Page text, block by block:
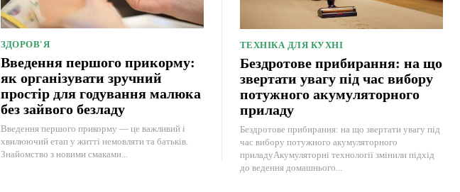
ЗДОРОВ'Я
Введення першого прикорму:
як організувати зручний
простір для годування малюка
без зайвого безладу
Введення першого прикорму — це важливий і
хвилюючий етап у житті немовляти та батьків.
Знайомство з новими смаками...
ТЕХНІКА ДЛЯ КУХНІ
Бездротове прибирання: на що
звертати увагу під час вибору
потужного акумуляторного
приладу
Бездротове прибирання: на що звертати увагу під
час вибору потужного акумуляторного
приладуАкумуляторні технології змінили підхід
до ведення домашнього...